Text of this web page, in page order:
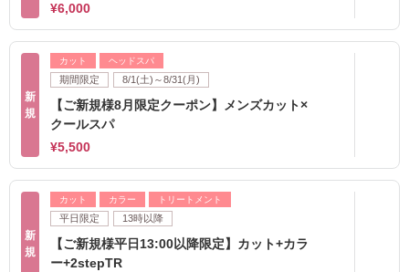
¥6,000
新
規
カット ヘッドスパ
期間限定 8/1(土)～8/31(月)
【ご新規様8月限定クーポン】メンズカット×
クールスパ
¥5,500
新
規
カット カラー トリートメント
平日限定 13時以降
【ご新規様平日13:00以降限定】カット+カラ
ー+2stepTR